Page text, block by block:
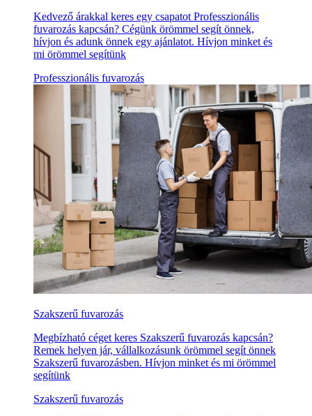
Kedvező árakkal keres egy csapatot Professzionális
fuvarozás kapcsán? Cégünk örömmel segít önnek,
hívjon és adunk önnek egy ajánlatot. Hívjon minket és
mi örömmel segítünk
Professzionális fuvarozás
Szakszerű fuvarozás
Megbízható céget keres Szakszerű fuvarozás kapcsán?
Remek helyen jár, vállalkozásunk örömmel segít önnek
Szakszerű fuvarozásben. Hívjon minket és mi örömmel
segítünk
Szakszerű fuvarozás